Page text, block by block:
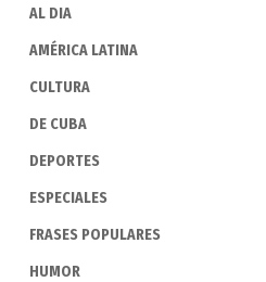
AL DIA
AMÉRICA LATINA
CULTURA
DE CUBA
DEPORTES
ESPECIALES
FRASES POPULARES
HUMOR